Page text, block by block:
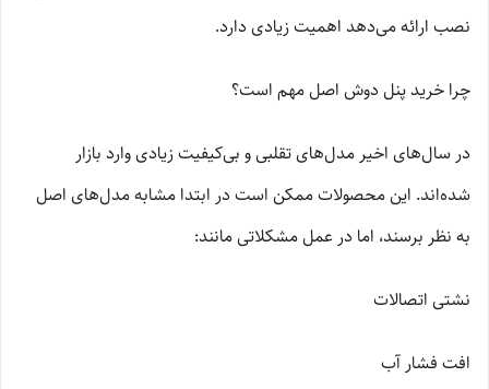
نصب ارائه می‌دهد اهمیت زیادی دارد.
چرا خرید پنل دوش اصل مهم است؟
در سال‌های اخیر مدل‌های تقلبی و بی‌کیفیت زیادی وارد بازار
شده‌اند. این محصولات ممکن است در ابتدا مشابه مدل‌های اصل
به نظر برسند، اما در عمل مشکلاتی مانند:
نشتی اتصالات
افت فشار آب